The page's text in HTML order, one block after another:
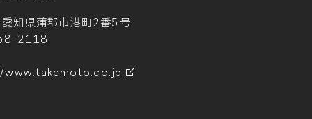
知県蒲郡市港町2番5号
2118